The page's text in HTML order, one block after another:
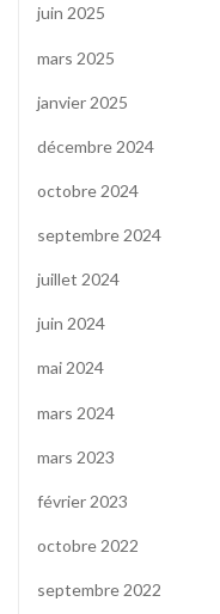
juin 2025
mars 2025
janvier 2025
décembre 2024
octobre 2024
septembre 2024
juillet 2024
juin 2024
mai 2024
mars 2024
mars 2023
février 2023
octobre 2022
septembre 2022